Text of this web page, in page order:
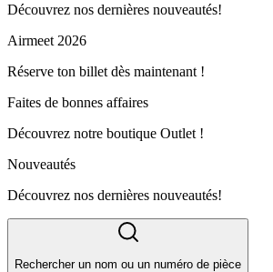
Découvrez nos dernières nouveautés!
Airmeet 2026
Réserve ton billet dès maintenant !
Faites de bonnes affaires
Découvrez notre boutique Outlet !
Nouveautés
Découvrez nos dernières nouveautés!
Rechercher un nom ou un numéro de pièce